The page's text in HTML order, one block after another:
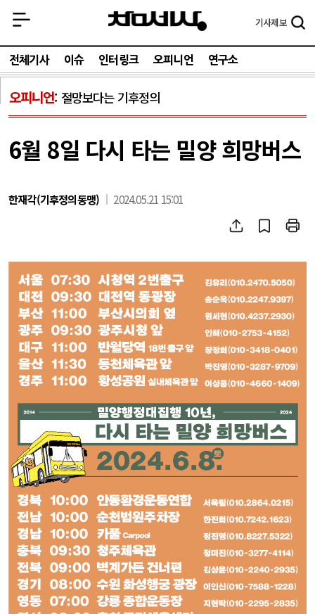
기사제보
전체기사 이슈 인터링크 오피니언 연구소
오피니언 절망보다는 기후정의
6월 8일 다시 타는 밀양 희망버스
한재각(기후정의동맹) 2024.05.21 15:01